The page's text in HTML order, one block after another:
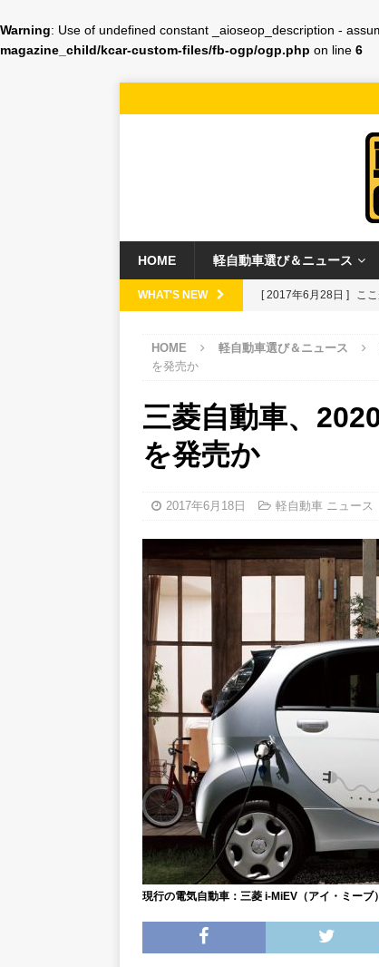
Warning: Use of undefined constant _aioseop_description -
magazine_child/kcar-custom-files/fb-ogp/ogp.php on line 6
HOME 軽自動車選び＆ニュース
WHAT'S NEW [ 2017年6月28日 ] こ
[ 2017年6月27日 ] 任
[ 2017年6月24日 ] ホ
[ 2017年7月1日 ] 【
HOME 軽自動車選び＆ニュース
を発売か
三菱自動車、
を発売か
2017年6月18日 軽自動車 ニュース
現行の電気自動車：三菱 i-MiEV（アイ・ミーブ）